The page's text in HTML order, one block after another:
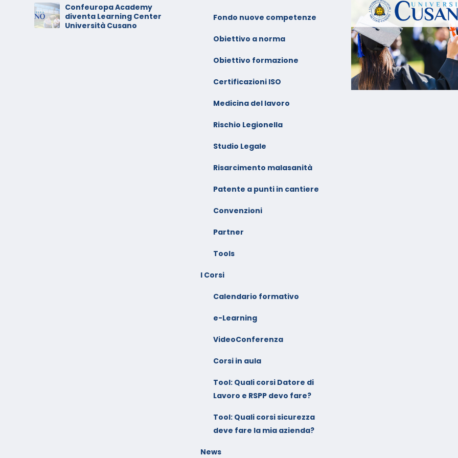
Confeuropa Academy
diventa Learning Center
Università Cusano
Fondo nuove competenze
Obiettivo a norma
Obiettivo formazione
Certificazioni ISO
Medicina del lavoro
Rischio Legionella
Studio Legale
Risarcimento malasanità
Patente a punti in cantiere
Convenzioni
Partner
Tools
I Corsi
Calendario formativo
e-Learning
VideoConferenza
Corsi in aula
Tool: Quali corsi Datore di
Lavoro e RSPP devo fare?
Tool: Quali corsi sicurezza
deve fare la mia azienda?
News
Videoconferenza Gennaio –